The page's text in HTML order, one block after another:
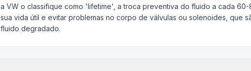
a VW o classifique como 'lifetime', a troca preventiva do fluido a cada
sua vida útil e evitar problemas no corpo de válvulas ou solenoides, que
fluido degradado.